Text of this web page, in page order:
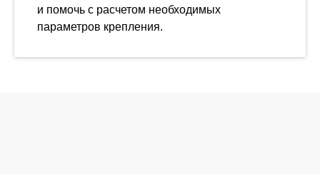
и помочь с расчетом необходимых
параметров крепления.